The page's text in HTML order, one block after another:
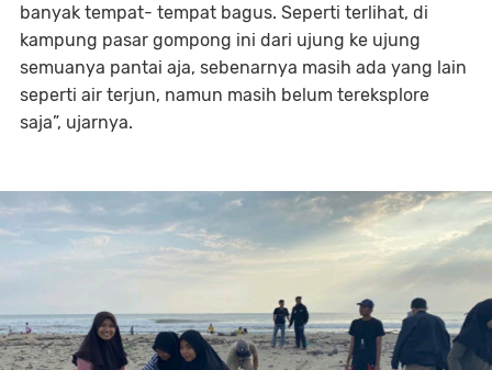
banyak tempat- tempat bagus. Seperti terlihat, di
kampung pasar gompong ini dari ujung ke ujung
semuanya pantai aja, sebenarnya masih ada yang lain
seperti air terjun, namun masih belum tereksplore
saja”, ujarnya.